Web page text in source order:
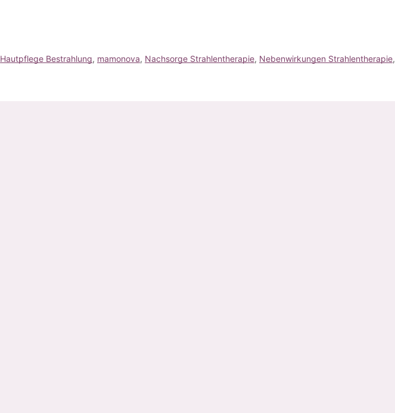
Hautpflege Bestrahlung, mamonova, Nachsorge Strahlentherapie, Nebenwirkungen Strahlentherapie